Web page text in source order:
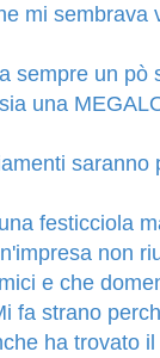
mi sembrava
sempre un pò
una
saranno
festicciola
non
e che
fa strano
ha trovato